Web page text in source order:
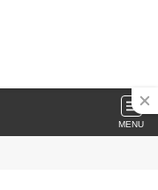
MENU